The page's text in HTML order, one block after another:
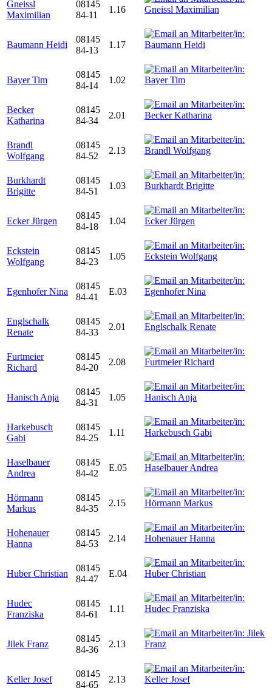
Gneissl
Maximilian
08145
84-11
1.16
Baumann Heidi
08145
84-13
1.17
Bayer Tim
08145
84-14
1.02
Becker
Katharina
08145
84-34
2.01
Brandl
Wolfgang
08145
84-52
2.13
Burkhardt
Brigitte
08145
84-51
1.03
Ecker Jürgen
08145
84-18
1.04
Eckstein
Wolfgang
08145
84-23
1.05
Egenhofer Nina
08145
84-41
E.03
Englschalk
Renate
08145
84-33
2.01
Furtmeier
Richard
08145
84-20
2.08
Hanisch Anja
08145
84-31
1.05
Harkebusch
Gabi
08145
84-25
1.11
Haselbauer
Andrea
08145
84-42
E.05
Hörmann
Markus
08145
84-35
2.15
Hohenauer
Hanna
08145
84-53
2.14
Huber Christian
08145
84-47
E.04
Hudec
Franziska
08145
84-61
1.11
Jilek Franz
08145
84-36
2.13
Keller Josef
08145
84-65
2.13